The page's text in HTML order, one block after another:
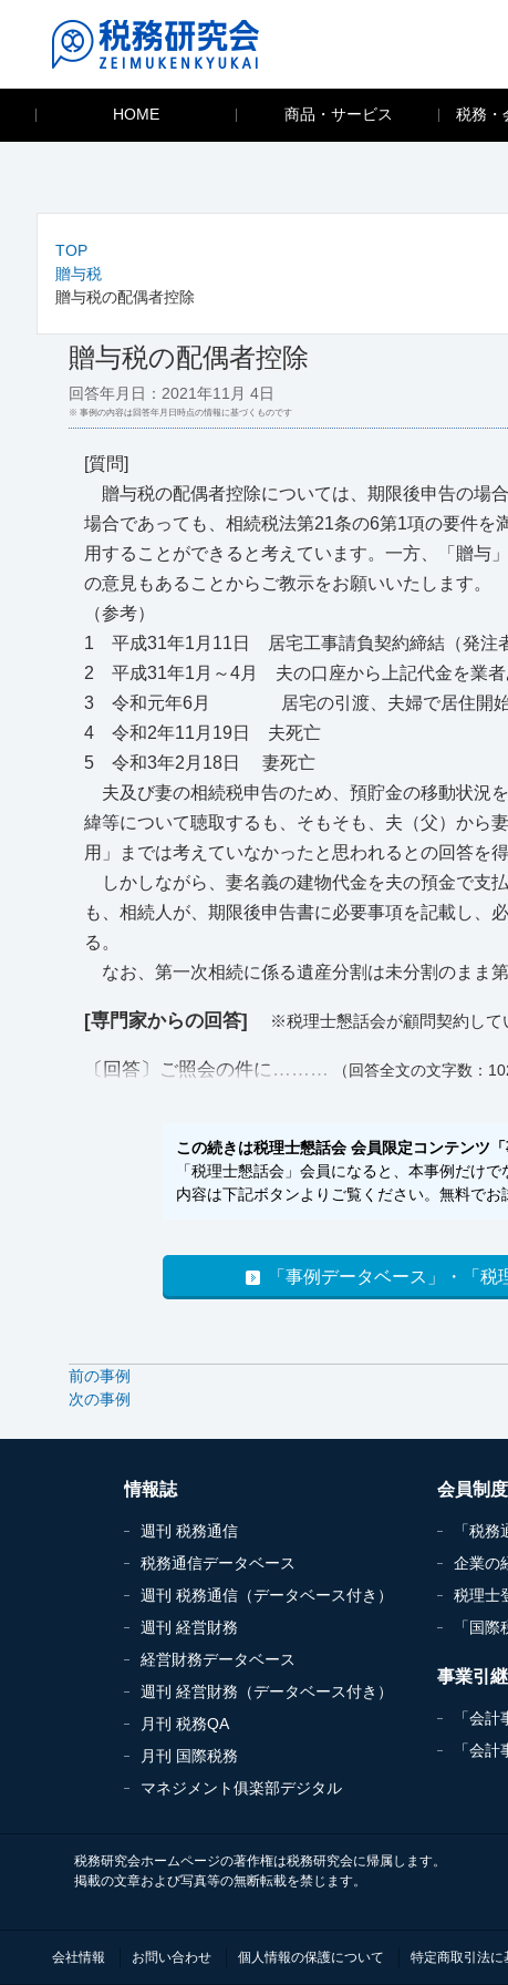
HOME 商品・サービス 税務・
TOP
贈与税
贈与税の配偶者控除
贈与税の配偶者控除
回答年月日：2021年11月 4日
※ 事例の内容は回答年月日時点の情報に基づくものです
[質問]
贈与税の配偶者控除については、期限後申告の場
場合であっても、相続税法第21条の6第1項の要件
用することができると考えています。一方、「贈与
の意見もあることからご教示をお願いいたします。
（参考）
1 平成31年1月11日 居宅工事請負契約締結（発注
2 平成31年1月～4月 夫の口座から上記代金を業者
3 令和元年6月 居宅の引渡、夫婦で居住開
4 令和2年11月19日 夫死亡
5 令和3年2月18日 妻死亡
夫及び妻の相続税申告のため、預貯金の移動状況
緯等について聴取するも、そもそも、夫（父）から
用」までは考えていなかったと思われるとの回答を得
しかしながら、妻名義の建物代金を夫の預金で支
も、相続人が、期限後申告書に必要事項を記載し、
る。
なお、第一次相続に係る遺産分割は未分割のまま
[専門家からの回答] ※税理士懇話会が顧問契約して
〔回答〕ご照会の件に……… （回答全文の文字数：
この続きは税理士懇話会 会員限定コンテンツ
「税理士懇話会」会員になると、本事例だけ
内容は下記ボタンよりご覧ください。無料でお
「事例データベース」・「
前の事例
次の事例
情報誌
週刊 税務通信
税務通信データベース
週刊 税務通信（データベース付き）
週刊 経営財務
経営財務データベース
週刊 経営財務（データベース付き）
月刊 税務QA
月刊 国際税務
マネジメント俱楽部デジタル
会員制度
「税
企業の
税理士
「国
事業引
「会
「会
税務研究会ホームページの著作権は税務研究会に帰属します。
掲載の文章および写真等の無断転載を禁じます。
会社情報 お問い合わせ 個人情報の保護について 特定商取引法に